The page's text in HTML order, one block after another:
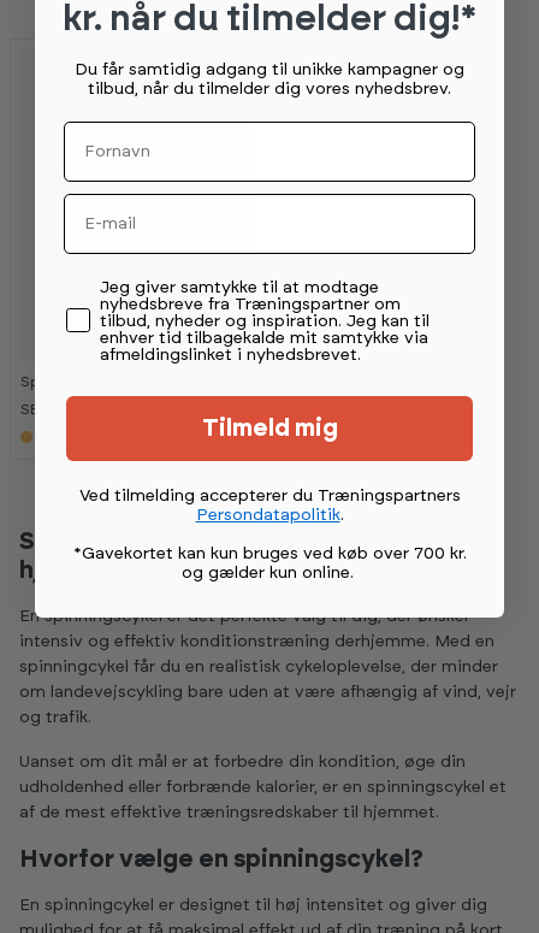
s
h
w
r
s
h
w
r
Spirit
SBC900 Spinningcykel
Spinningscykler til effektiv
hjemmetræning
En spinningscykel er det perfekte valg til dig, der ønsker
intensiv og effektiv konditionstræning derhjemme. Med en
spinningcykel får du en realistisk cykeloplevelse, der minder
om landevejscykling bare uden at være afhængig af vind, vejr
og trafik.
Uanset om dit mål er at forbedre din kondition, øge din
udholdenhed eller forbrænde kalorier, er en spinningscykel et
af de mest effektive træningsredskaber til hjemmet.
Hvorfor vælge en spinningscykel?
En spinningcykel er designet til høj intensitet og giver dig
kr. når du tilmelder dig!*
Du får samtidig adgang til unikke kampagner og
tilbud, når du tilmelder dig vores nyhedsbrev.
Fornavn
Email
Permission tekst
Jeg giver samtykke til at modtage
nyhedsbreve fra Træningspartner om
tilbud, nyheder og inspiration. Jeg kan til
enhver tid tilbagekalde mit samtykke via
afmeldingslinket i nyhedsbrevet.
Tilmeld mig
Ved tilmelding accepterer du Træningspartners
Persondatapolitik.
*Gavekortet kan kun bruges ved køb over 700 kr.
og gælder kun online.